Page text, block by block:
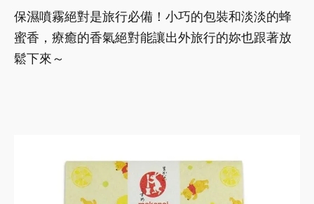
保濕噴霧絕對是旅行必備！小巧的包裝和淡淡的蜂
蜜香，療癒的香氣絕對能讓出外旅行的妳也跟著放
鬆下來～